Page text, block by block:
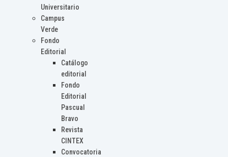
Universitario
Campus
Verde
Fondo
Editorial
Catálogo
editorial
Fondo
Editorial
Pascual
Bravo
Revista
CINTEX
Convocatoria